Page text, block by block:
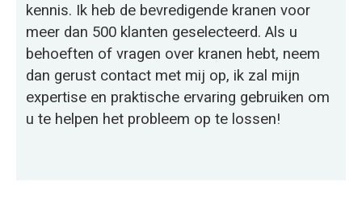
kennis. Ik heb de bevredigende kranen voor
meer dan 500 klanten geselecteerd. Als u
behoeften of vragen over kranen hebt, neem
dan gerust contact met mij op, ik zal mijn
expertise en praktische ervaring gebruiken om
u te helpen het probleem op te lossen!